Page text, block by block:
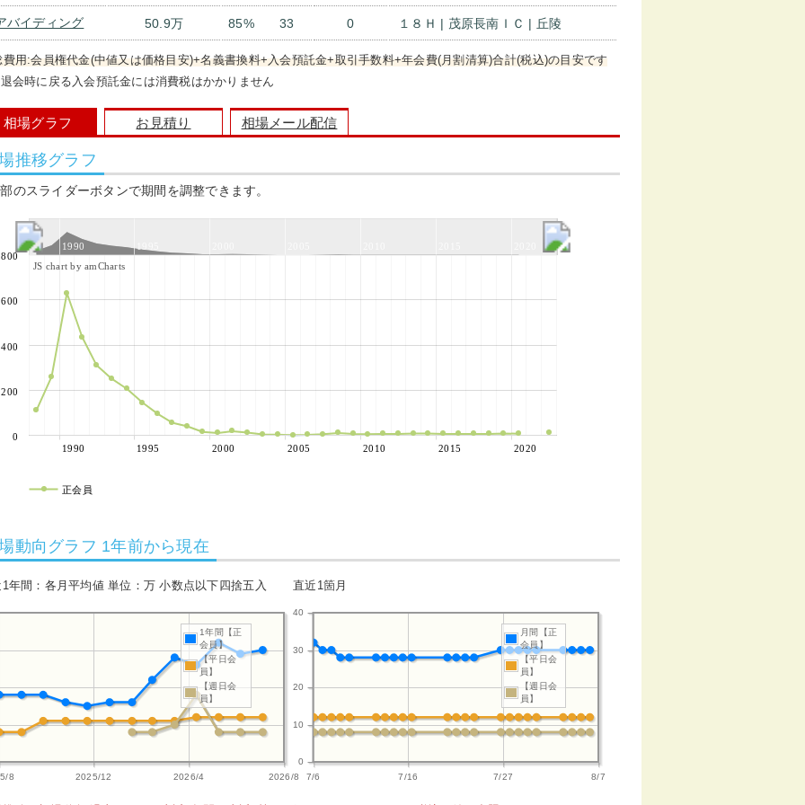
バイディング 50.9万 85% 33 0 １８Ｈ | 茂原長南ＩＣ | 丘陵
費用:会員権代金(中値又は価格目安)+名義書換料+入会預託金+取引手数料+年会費(月割清算)合計(税込)の目安です
会時に戻る入会預託金には消費税はかかりません
相場グラフ お見積り 相場メール配信
推移グラフ
部のスライダーボタンで期間を調整できます。
1990
1990 1995 2000 2005 2010 2015 2020
0
200
400
600
800
JS chart by amCharts
正会員
動向グラフ 1年前から現在
年間：各月平均値 単位：万 小数点以下四捨五入 直近1箇月
8 2025/12 2026/4 2026/8
1年間【正
会員】
【平日会
員】
【週日会
員】
7/6 7/16 7/27 8/7
0
10
20
30
40
月間【正
会員】
【平日会
員】
【週日会
員】